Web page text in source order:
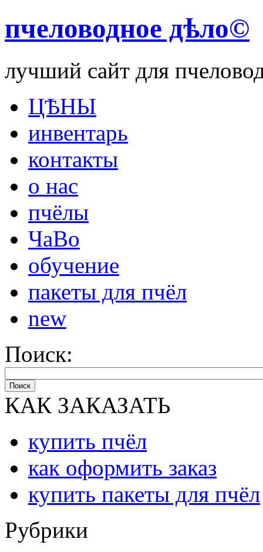
пчеловодное дѣло©
лучший сайт для
ЦѢНЫ
инвентарь
контакты
о нас
пчёлы
ЧаВо
обучение
пакеты для пчёл
new
Поиск:
Поиск
КАК ЗАКАЗАТЬ
купить пчёл
как оформить заказ
купить пакеты для пчёл
Рубрики